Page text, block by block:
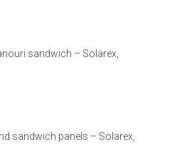
sandwich – Solarex,
sandwich panels – Solarex,